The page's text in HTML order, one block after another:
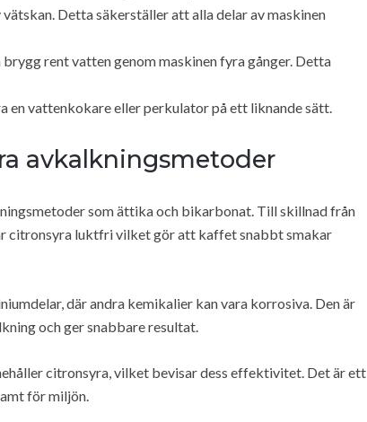
Detta säkerställer att alla delar av maskinen
rent vatten genom maskinen fyra gånger. Detta
en vattenkokare eller perkulator på ett liknande sätt.
avkalkningsmetoder
som ättika och bikarbonat. Till skillnad från
citronsyra luktfri vilket gör att kaffet snabbt smakar
där andra kemikalier kan vara korrosiva. Den är
och ger snabbare resultat.
citronsyra, vilket bevisar dess effektivitet. Det är ett
för miljön.